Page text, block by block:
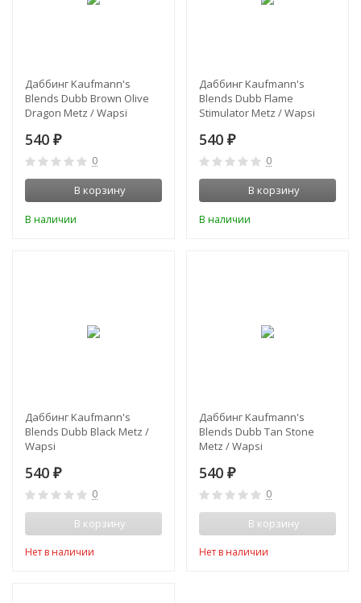
Даббинг Kaufmann's
Blends Dubb Brown Olive
Dragon Metz / Wapsi
540 ₽
0
В корзину
В наличии
Даббинг Kaufmann's
Blends Dubb Flame
Stimulator Metz / Wapsi
540 ₽
0
В корзину
В наличии
Даббинг Kaufmann's
Blends Dubb Black Metz /
Wapsi
540 ₽
0
В корзину
Нет в наличии
Даббинг Kaufmann's
Blends Dubb Tan Stone
Metz / Wapsi
540 ₽
0
В корзину
Нет в наличии